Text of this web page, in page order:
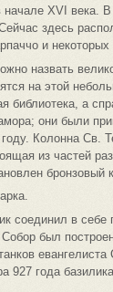
начале XVI века.
здесь
и некоторых
назвать
на этой
библиотека, а
они были
Колонна Св.
из частей
соединил в
Собор был
927 года